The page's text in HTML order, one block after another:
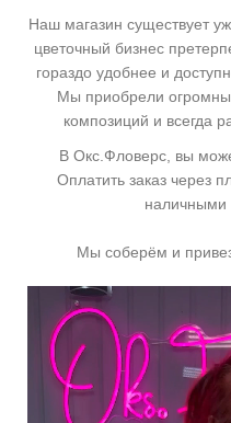
Наш магазин существует
цветочный бизнес
гораздо удобнее и
Мы приобрели
композиций и всегда
В Окс.Фловерс, вы
Оплатить заказ через
наличными
Мы соберём и